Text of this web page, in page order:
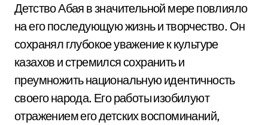
Детство Абая в значительной мере повлияло
на его последующую жизнь и творчество. Он
сохранял глубокое уважение к культуре
казахов и стремился сохранить и
преумножить национальную идентичность
своего народа. Его работы изобилуют
отражением его детских воспоминаний,